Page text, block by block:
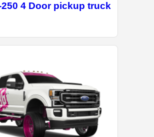
4 Door pickup truck